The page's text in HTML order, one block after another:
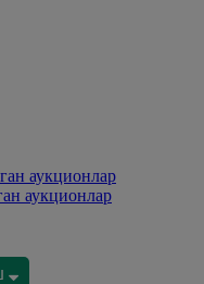
аукционлар
аукционлар